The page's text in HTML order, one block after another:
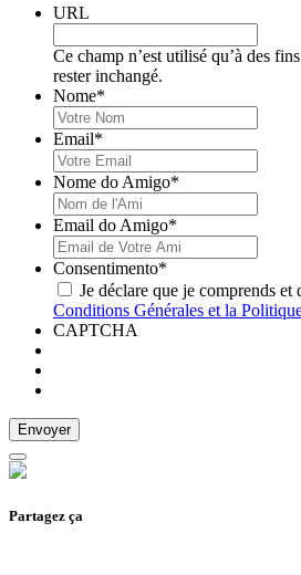
URL
Ce champ n’est utilisé qu’à des
rester inchangé.
Nome*
Email*
Nome do Amigo*
Email do Amigo*
Consentimento*
Je déclare que je comprends et
Conditions Générales et la
CAPTCHA
Partagez ça